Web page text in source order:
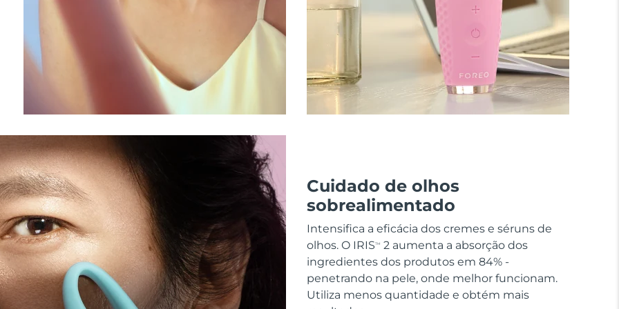
Cuidado de olhos
sobrealimentado
Intensifica a eficácia dos cremes e séruns de
olhos. O IRISTM
2 aumenta a absorção dos
ingredientes dos produtos em 84% -
penetrando na pele, onde melhor funcionam.
Utiliza menos quantidade e obtém mais